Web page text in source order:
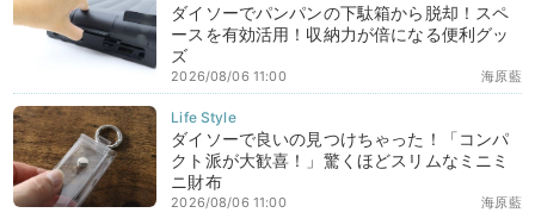
ダイソーでパンパンの下駄箱から脱却！スペ
ースを有効活用！収納力が倍になる便利グッ
ズ
海原藍
2026/08/06 11:00
ダイソーで良いの見つけちゃった！「コンパ
クト派が大歓喜！」驚くほどスリムなミニミ
ニ財布
海原藍
2026/08/06 11:00